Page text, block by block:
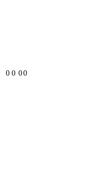
0 0 00